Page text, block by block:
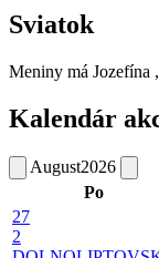
Sviatok
Meniny má Jozefína
Kalendár
August2026
Po
27
2